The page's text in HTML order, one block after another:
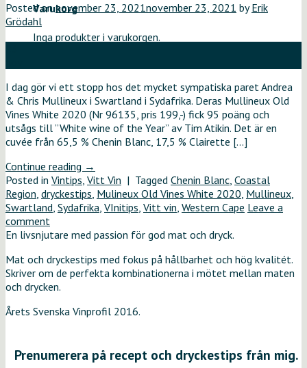
Varukorg
Inga produkter i varukorgen.
Posted onnovember 23, 2021november 23, 2021 byErik
Grödahl
I dag gör vi ett stopp hos det mycket sympatiska paret Andrea
& Chris Mullineux i Swartland i Sydafrika. Deras Mullineux Old
Vines White 2020 (Nr 96135, pris 199,-) fick 95 poäng och
utsågs till ”White wine of the Year” av Tim Atikin. Det är en
cuvée från 65,5 % Chenin Blanc, 17,5 % Clairette […]
Continue reading →
Posted in Vintips, Vitt Vin | Tagged Chenin Blanc, Coastal
Region, dryckestips, Mulineux Old Vines White 2020, Mullineux,
Swartland, Sydafrika, VInitips, Vitt vin, Western Cape Leave a
comment
En livsnjutare med passion för god mat och dryck.
Mat och dryckestips med fokus på hållbarhet och hög kvalitét.
Skriver om de perfekta kombinationerna i mötet mellan maten
och drycken.
Årets Svenska Vinprofil 2016.
Prenumerera på recept och dryckestips från mig.